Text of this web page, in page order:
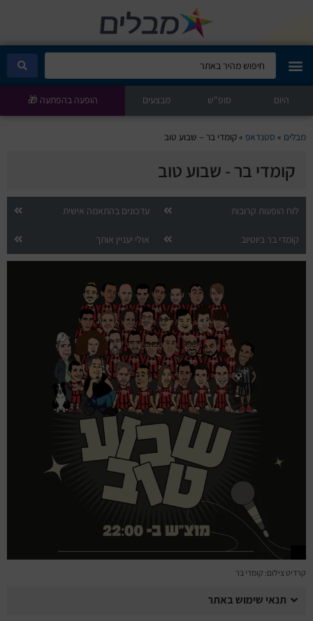
מבלים קלאב
הופעות היום
סטנדאפ
הצגות ילדים
הופעות חיות
הצגות תיאטרון
מחול ובלט
קונצרטים
סרטים
חופשה והופעה
היום סופ"ש מבצעים הופעה בהפתעה 🎁
מבלים » סטנדאפ »קומדי בר – שבוע טוב
קומדי בר - שבוע טוב
לוח הופעות קרובות עדכונים בהתאמה אישית
קומדי בר ביוטיוב אולי יעניין אותך
קרדיט צילום: קומדי בר
תנאי שימוש באתר